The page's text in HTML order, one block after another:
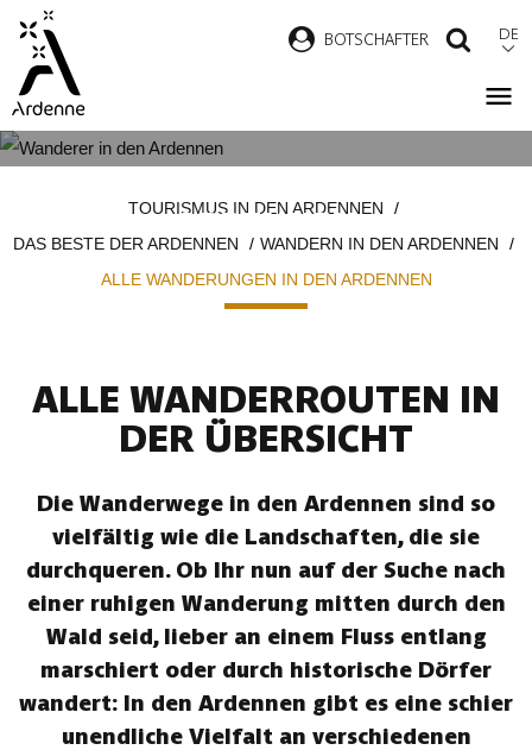
Direkt
zum
Inhalt
BOTSCHAFTER DE
ARDENNEN
TOURISMUS IN DEN ARDENNEN
DAS BESTE DER ARDENNEN
WANDERN IN DEN ARDENNEN
ALLE WANDERUNGEN IN DEN ARDENNEN
ALLE WANDERROUTEN IN
DER ÜBERSICHT
Die Wanderwege in den Ardennen sind so
vielfältig wie die Landschaften, die sie
durchqueren. Ob Ihr nun auf der Suche nach
einer ruhigen Wanderung mitten durch den
Wald seid, lieber an einem Fluss entlang
marschiert oder durch historische Dörfer
wandert: In den Ardennen gibt es eine schier
unendliche Vielfalt an verschiedenen